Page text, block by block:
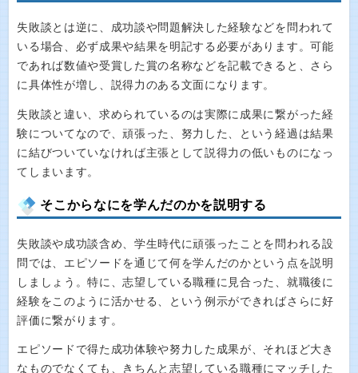
失敗談とは逆に、成功談や問題解決した経験などを問われて
いる場合、必ず成果や結果を明記する必要があります。可能
であれば数値や受賞した賞の名称などを記載できると、さら
に具体性が増し、説得力のある文面になります。
失敗談と違い、求められているのは実際に成果に繋がった経
験についてなので、頑張った、努力した、という経過は結果
に結びついていなければ主張として説得力の低いものになっ
てしまいます。
そこからなにを学んだのかを説明する
失敗談や成功談含め、学生時代に頑張ったことを問われる設
問では、エピソードを通じて何を学んだのかという点を説明
しましょう。特に、志望している職種に見合った、就職後に
経験をこのように活かせる、という例示ができればさらに好
評価に繋がります。
エピソードで得た成功体験や努力した成果が、それほど大き
なものでなくても、きちんと志望している職種にマッチした